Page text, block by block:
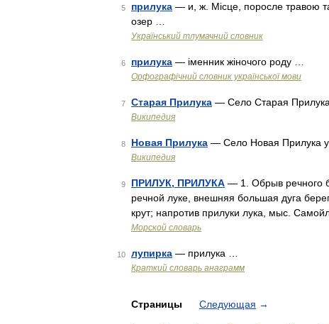
5 прилука — и, ж. Місце, поросле травою
озер …
Український тлумачний словник
6 прилука — іменник жіночого роду …
Орфографічний словник української мови
7 Старая Прилука — Село Старая
Википедия
8 Новая Прилука — Село Новая Прилука
Википедия
9 ПРИЛУК, ПРИЛУКА — 1. Обрыв речного
речной луке, внешняя большая дуга
крут; напротив прилуки лука, мыс.
Морской словарь
10 лупирка — прилука …
Краткий словарь анаграмм
Страницы Следующая →